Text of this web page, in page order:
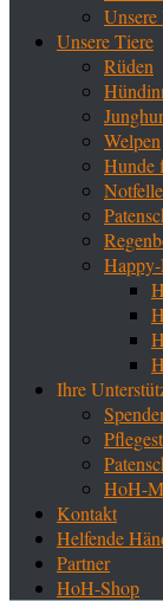
Unsere
Unsere Tiere
Rüden
Welpen
Hunde
Notfelle
Ihre
HoH-
Kontakt
Helfende
Partner
HoH-Shop